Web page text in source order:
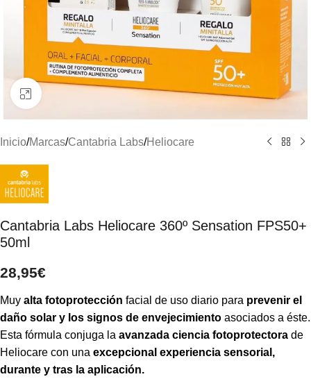
Clic para ampliar
Inicio/Marcas/Cantabria Labs/Heliocare
Cantabria Labs Heliocare 360º Sensation FPS50+
50ml
28,95€
Muy alta fotoprotección facial de uso diario para prevenir el
daño solar y los signos de envejecimiento asociados a éste.
Esta fórmula conjuga la avanzada ciencia fotoprotectora de
Heliocare con una excepcional experiencia sensorial,
durante y tras la aplicación.